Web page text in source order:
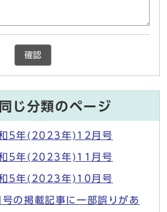
確認
じ分類のページ
5年(2023年)12月号
5年(2023年)11月号
5年(2023年)10月号
の掲載記事に一部誤りがあ